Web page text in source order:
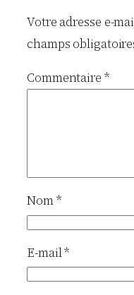
Votre adresse e-
champs
Commentaire *
Nom*
E-mail*